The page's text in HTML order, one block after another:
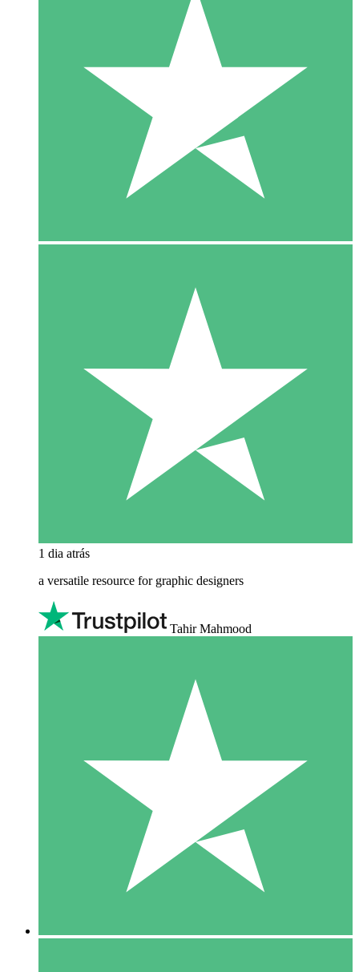
1 dia atrás
a versatile resource for graphic designers
Tahir Mahmood